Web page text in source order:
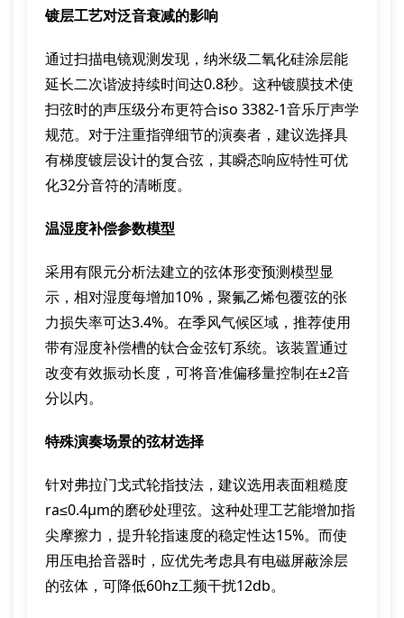
镀层工艺对泛音衰减的影响
通过扫描电镜观测发现，纳米级二氧化硅涂层能
延长二次谐波持续时间达0.8秒。这种镀膜技术使
扫弦时的声压级分布更符合iso 3382-1音乐厅声学
规范。对于注重指弹细节的演奏者，建议选择具
有梯度镀层设计的复合弦，其瞬态响应特性可优
化32分音符的清晰度。
温湿度补偿参数模型
采用有限元分析法建立的弦体形变预测模型显
示，相对湿度每增加10%，聚氟乙烯包覆弦的张
力损失率可达3.4%。在季风气候区域，推荐使用
带有湿度补偿槽的钛合金弦钉系统。该装置通过
改变有效振动长度，可将音准偏移量控制在±2音
分以内。
特殊演奏场景的弦材选择
针对弗拉门戈式轮指技法，建议选用表面粗糙度
ra≤0.4μm的磨砂处理弦。这种处理工艺能增加指
尖摩擦力，提升轮指速度的稳定性达15%。而使
用压电拾音器时，应优先考虑具有电磁屏蔽涂层
的弦体，可降低60hz工频干扰12db。